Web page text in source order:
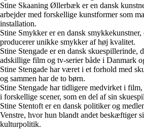
Stine Skaaning Øllerbæk er en dansk
arbejder med forskellige kunstformer som
installation.
Stine Smykker er en dansk smykkekunstner,
producerer unikke smykker af høj kvalitet.
Stine Stengade er en dansk skuespillerinde,
adskillige film og tv-serier både i Danmark
Stine Stengade har været i et forhold med
og sammen har de to børn.
Stine Stengade har tidligere medvirket i
i forskellige scener, som en del af sin
Stine Stentoft er en dansk politiker og
Venstre, hvor hun blandt andet beskæftiger
kulturpolitik.